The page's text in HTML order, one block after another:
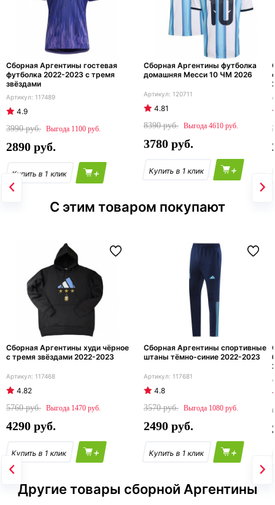
Сборная Аргентины гостевая
футболка 2022-2023 с тремя
звёздами
117489
4.9
3990
1100
2890
+
Сборная Аргентины футболка
домашняя Месси 10 ЧМ 2026
120711
4.81
8390
4610
3780
+
С этим товаром покупают
Сборная Аргентины худи чёрное
с тремя звёздами 2022-2023
117468
4.82
5760
1470
4290
+
Сборная Аргентины спортивные
штаны тёмно-синие 2022-2023
117681
4.8
3570
1080
2490
+
Другие товары сборной Аргентины